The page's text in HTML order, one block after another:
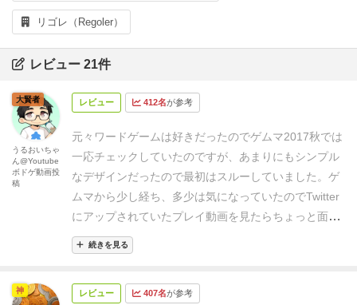
リゴレ（Regoler）
レビュー 21件
レビュー 412名が参考
元々ワードゲームは好きだったのでゲムマ2017秋では
一応チェックしていたのですが、あまりにもシンプル
なデザインだったので最初はスルーしていました。 ゲ
ムマから少し経ち、多少は気になっていたのでTwitter
にアップされていたプレイ動画を見たらちょっと面白
そうだな、と。しかも何の因果かちょうど再販するタ
イミングだったらしく、早速翌日に買いに行きまし
った通り、いやそれ以上に楽しいではありませんか。
続きを見る
大賢者
うるおいちゃ
ん@Youtube
ボドゲ動画投
稿
レビュー 407名が参考
神